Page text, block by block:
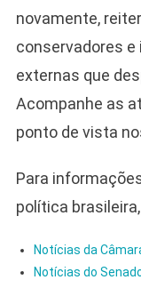
novamente,
conservadores
externas que
Acompanhe as
ponto de vista
Para
política
Notícias da
Notícias do